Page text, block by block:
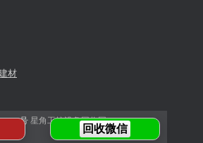
回收微信
材
号星角工控设备回收网© 2026